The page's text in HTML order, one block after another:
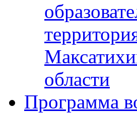
области
Программа